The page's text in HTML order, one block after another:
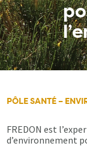
PÔLE SANTÉ –
FREDON est
d’environnement